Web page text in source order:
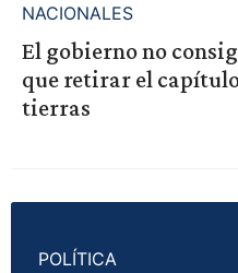
NACIONALES
El gobierno no
que retirar el
tierras
POLÍTICA